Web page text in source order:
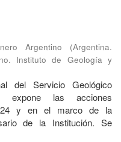
Argentino (Argentina.
Instituto de Geología y
del Servicio Geológico
expone las acciones
y en el marco de la
de la Institución. Se